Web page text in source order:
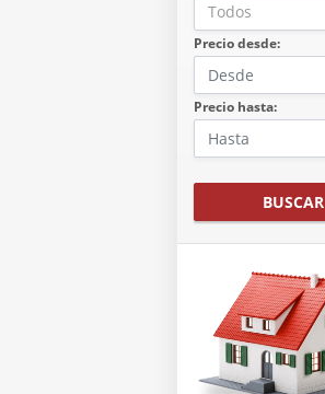
Todos
Precio desde:
Precio hasta:
BUSCAR